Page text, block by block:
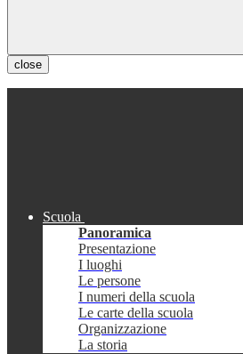
close
Scuola
Panoramica
Presentazione
I luoghi
Le persone
I numeri della scuola
Le carte della scuola
Organizzazione
La storia